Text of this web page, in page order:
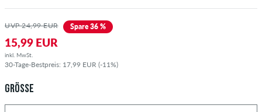
UVP 24,99 EUR Spare 36 %
15,99 EUR
inkl. MwSt.
30-Tage-Bestpreis: 17,99 EUR (-11%)
GRÖSSE